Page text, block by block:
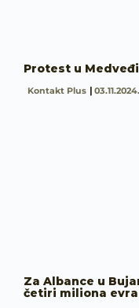
Protest u
Kontakt Plus
Za Albance u
četiri miliona